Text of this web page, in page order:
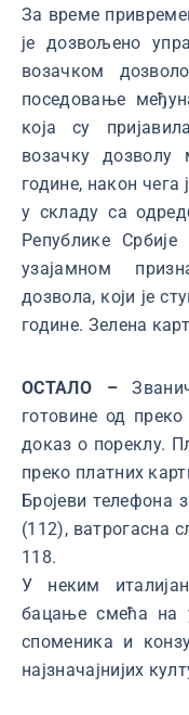
За време
је дозвољено
возачком
поседовање
која су
возачку дозволу
године, након чега
у складу са
Републике
узајамном
дозвола, који је
године. Зелена
ОСТАЛО –
готовине од
доказ о пореклу.
преко платних
Бројеви телефона
(112), ватрогасна
118.
У неким
бацање смећа на
споменика и
најзначајнијих